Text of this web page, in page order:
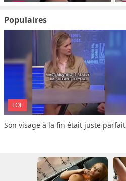
Populaires
LOL
Son visage à la fin était juste parfait